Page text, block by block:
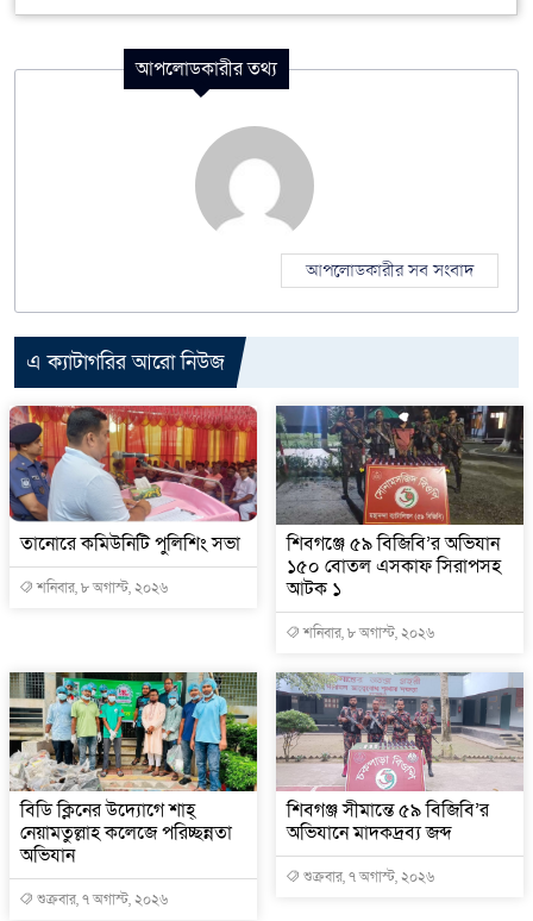
আপলোডকারীর তথ্য
আপলোডকারীর সব সংবাদ
এ ক্যাটাগরির আরো নিউজ
তানোরে কমিউনিটি পুলিশিং সভা
শনিবার, ৮ অগাস্ট, ২০২৬
শিবগঞ্জে ৫৯ বিজিবি’র অভিযান
১৫০ বোতল এসকাফ সিরাপসহ
আটক ১
শনিবার, ৮ অগাস্ট, ২০২৬
বিডি ক্লিনের উদ্যোগে শাহ্
নেয়ামতুল্লাহ কলেজে পরিচ্ছন্নতা
অভিযান
শুক্রবার, ৭ অগাস্ট, ২০২৬
শিবগঞ্জ সীমান্তে ৫৯ বিজিবি’র
অভিযানে মাদকদ্রব্য জব্দ
শুক্রবার, ৭ অগাস্ট, ২০২৬